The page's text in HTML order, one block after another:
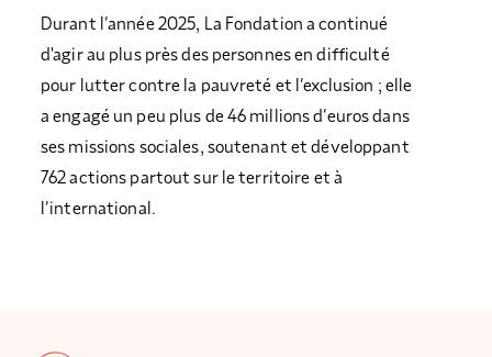
Durant l’année 2025, La Fondation a continué
d'agir au plus près des personnes en difficulté
pour lutter contre la pauvreté et l’exclusion ; elle
a engagé un peu plus de 46 millions d’euros dans
ses missions sociales, soutenant et développant
762 actions partout sur le territoire et à
l’international.